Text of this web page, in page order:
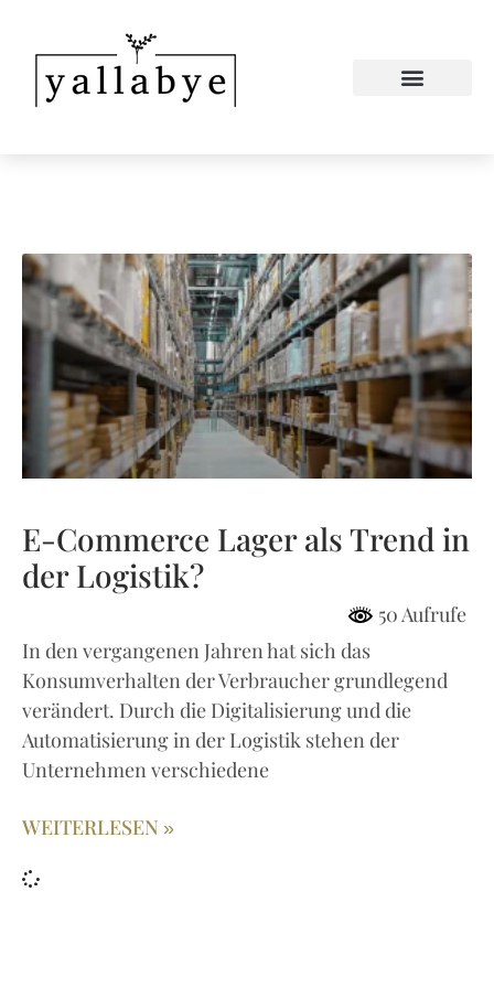
E-Commerce Lager als Trend in
der Logistik?
50 Aufrufe
In den vergangenen Jahren hat sich das
Konsumverhalten der Verbraucher grundlegend
verändert. Durch die Digitalisierung und die
Automatisierung in der Logistik stehen der
Unternehmen verschiedene
WEITERLESEN »